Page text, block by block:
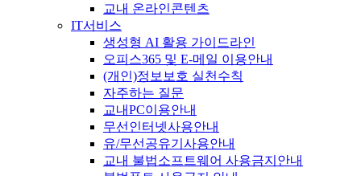
교내 온라인콘텐츠
IT서비스
생성형 AI 활용 가이드라인
오피스365 및 E-메일 이용안내
(개인)정보보호 실천수칙
자주하는 질문
교내PC이용안내
무선인터넷사용안내
유/무선공유기사용안내
교내 불법소프트웨어 사용금지안내